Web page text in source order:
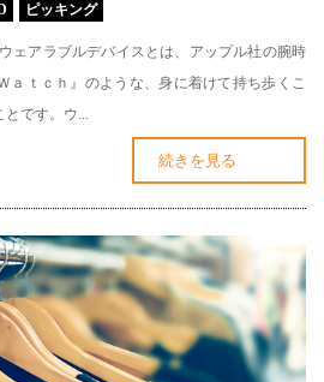
ピッキング
ェアラブルデバイスとは、アップル社の腕時
ｔｃｈ』のような、身に着けて持ち歩くこ
とです。ウ...
続きを見る